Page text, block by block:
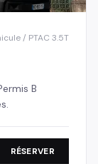
/ PTAC 3.5T
B
RÉSERVER